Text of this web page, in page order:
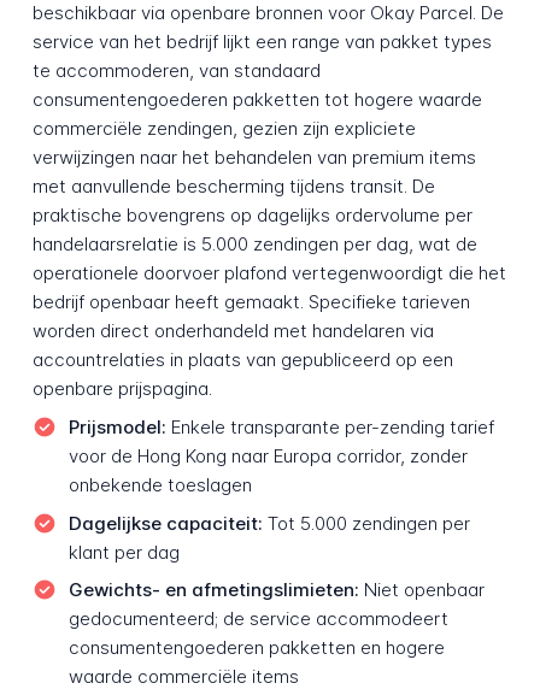
beschikbaar via openbare bronnen voor Okay Parcel. De
service van het bedrijf lijkt een range van pakket types
te accommoderen, van standaard
consumentengoederen pakketten tot hogere waarde
commerciële zendingen, gezien zijn expliciete
verwijzingen naar het behandelen van premium items
met aanvullende bescherming tijdens transit. De
praktische bovengrens op dagelijks ordervolume per
handelaarsrelatie is 5.000 zendingen per dag, wat de
operationele doorvoer plafond vertegenwoordigt die het
bedrijf openbaar heeft gemaakt. Specifieke tarieven
worden direct onderhandeld met handelaren via
accountrelaties in plaats van gepubliceerd op een
openbare prijspagina.
Prijsmodel: Enkele transparante per-zending tarief
voor de Hong Kong naar Europa corridor, zonder
onbekende toeslagen
Dagelijkse capaciteit: Tot 5.000 zendingen per
klant per dag
Gewichts- en afmetingslimieten: Niet openbaar
gedocumenteerd; de service accommodeert
consumentengoederen pakketten en hogere
waarde commerciële items